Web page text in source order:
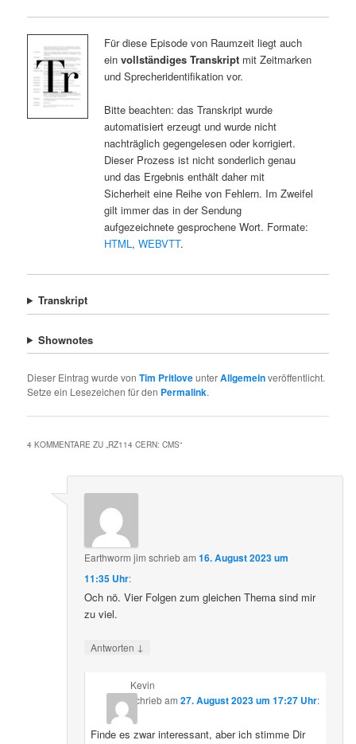
Für diese Episode von Raumzeit liegt auch
ein vollständiges Transkriptmit Zeitmarken
und Sprecheridentifikation vor.
Bitte beachten: das Transkript wurde
automatisiert erzeugt und wurde nicht
nachträglich gegengelesen oder korrigiert.
Dieser Prozess ist nicht sonderlich genau
und das Ergebnis enthält daher mit
Sicherheit eine Reihe von Fehlern. Im Zweifel
gilt immer das in der Sendung
aufgezeichnete gesprochene Wort. Formate:
HTML, WEBVTT.
Transkript
Shownotes
Dieser Eintrag wurde vonTim PritloveunterAllgemeinveröffentlicht.
Setze ein Lesezeichen für den Permalink.
4 KOMMENTARE ZU „ RZ114 CERN: CMS“
Earthworm jim schriebam16. August 2023 um
11:35 Uhr:
Och nö. Vier Folgen zum gleichen Thema sind mir
zu viel.
Antworten ↓
Kevin
schriebam 27. August 2023 um 17:27 Uhr:
Finde es zwar interessant, aber ich stimme Dir